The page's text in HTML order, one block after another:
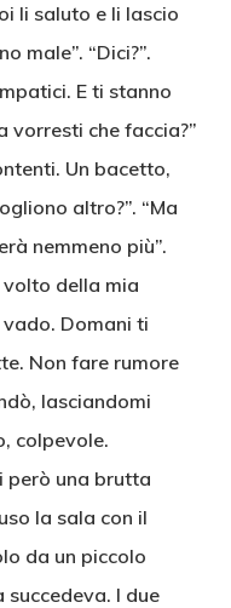
li saluto e li lascio
male”. “Dici?”.
E ti stanno
vorresti che faccia?”
Un bacetto,
altro?”. “Ma
nemmeno più”.
volto della mia
Domani ti
Non fare rumore
lasciandomi
colpevole.
però una brutta
la sala con il
da un piccolo
I due